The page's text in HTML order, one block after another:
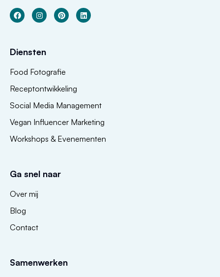
Diensten
Food Fotografie
Receptontwikkeling
Social Media Management
Vegan Influencer Marketing
Workshops & Evenementen
Ga snel naar
Over mij
Blog
Contact
Samenwerken